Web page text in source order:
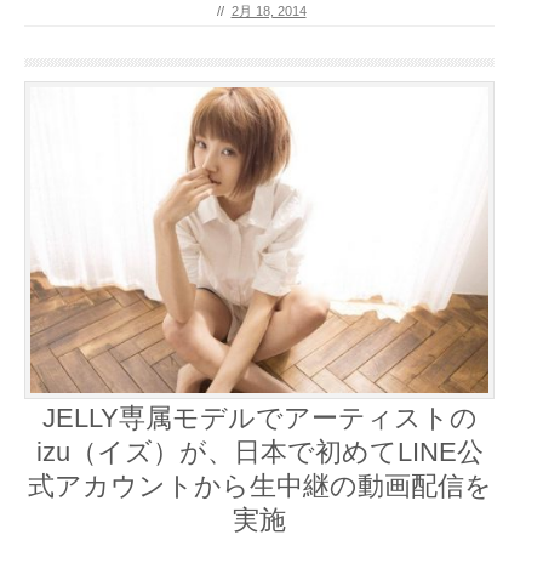
// 2月 18, 2014
JELLY専属モデルでアーティストの
izu（イズ）が、日本で初めてLINE公
式アカウントから生中継の動画配信を
実施